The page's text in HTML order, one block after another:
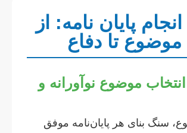
پایان نامه: از
موضوع تا دفاع
موضوع نوآورانه و
سنگ بنای هر پایان‌نامه موفق